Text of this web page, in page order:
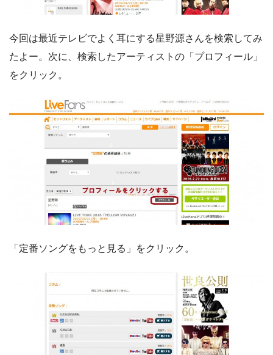
今回は最近テレビでよく耳にする星野源さんを検索してみ
たよー。次に、検索したアーティストの「プロフィール」
をクリック。
「定番ソングをもっと見る」をクリック。